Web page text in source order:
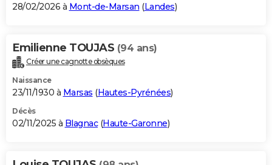
BONS PLANS
Carte de Noël
Carte Bonne année
Carte Saint-Valentin
Carte Pâques
Carte d'anniversaire
DICTIONNAIRE
Dictionnaire
Biographies
Citations
Expressions
Proverbes
PROGRAMME TV
S'inscrire
Se connecter
Lycées
Collèges
Primaires
Universités
Entreprises
Service militaire
Avis de recherche
AVIS DE DÉCÈS
28/02/2026 à Mont-de-Marsan (Landes)
Emilienne TOUJAS (94 ans)
Créer une cagnotte obsèques
Naissance
23/11/1930 à Marsas (Hautes-Pyrénées)
Décès
02/11/2025 à Blagnac(Haute-Garonne)